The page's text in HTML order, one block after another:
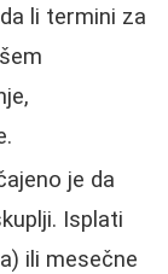
li termini za
je da
Isplati
ili mesečne